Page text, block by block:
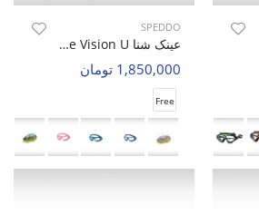
SPEDDO
عینک شنا Unisex Speddo Pure Vision U
1,850,000 تومان
Free